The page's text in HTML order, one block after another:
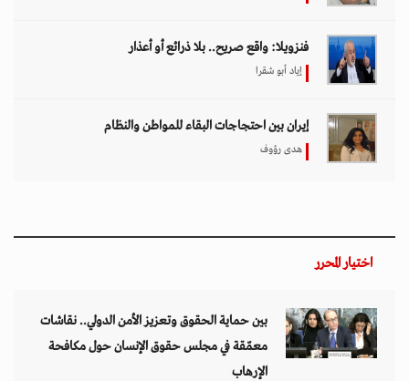
فنزويلا: واقع صريح.. بلا ذرائع أو أعذار
إياد أبو شقرا
إيران بين احتجاجات البقاء للمواطن والنظام
هدى رؤوف
اختيار المحرر
بين حماية الحقوق وتعزيز الأمن الدولي.. نقاشات
معمّقة في مجلس حقوق الإنسان حول مكافحة
الإرهاب